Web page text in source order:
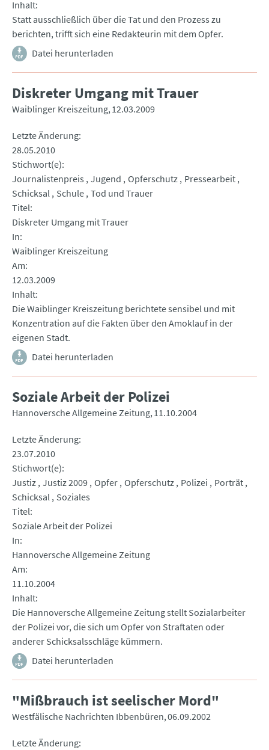
Inhalt
Statt ausschließlich über die Tat und den Prozess zu
berichten, trifft sich eine Redakteurin mit dem Opfer.
Datei herunterladen
Diskreter Umgang mit Trauer
Waiblinger Kreiszeitung 12.03.2009
Letzte Änderung
28.05.2010
Stichwort(e)
Journalistenpreis Jugend Opferschutz Pressearbeit
Schicksal Schule Tod und Trauer
Titel
Diskreter Umgang mit Trauer
In
Waiblinger Kreiszeitung
Am
12.03.2009
Inhalt
Die Waiblinger Kreiszeitung berichtete sensibel und mit
Konzentration auf die Fakten über den Amoklauf in der
eigenen Stadt.
Datei herunterladen
Soziale Arbeit der Polizei
Hannoversche Allgemeine Zeitung 11.10.2004
Letzte Änderung
23.07.2010
Stichwort(e)
Justiz Justiz 2009 Opfer Opferschutz Polizei
Porträt
Schicksal Soziales
Titel
Soziale Arbeit der Polizei
In
Hannoversche Allgemeine Zeitung
Am
11.10.2004
Inhalt
Die Hannoversche Allgemeine Zeitung stellt Sozialarbeiter
der Polizei vor, die sich um Opfer von Straftaten oder
anderer Schicksalsschläge kümmern.
Datei herunterladen
"Mißbrauch ist seelischer Mord"
Westfälische Nachrichten Ibbenbüren 06.09.2002
Letzte Änderung